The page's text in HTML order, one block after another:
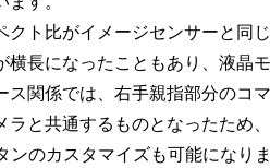
クト比がイメージセンサーと同
横長になったこともあり、液晶
ス関係では、右手親指部分のコ
ラと共通するものとなったため
ンのカスタマイズも可能になり